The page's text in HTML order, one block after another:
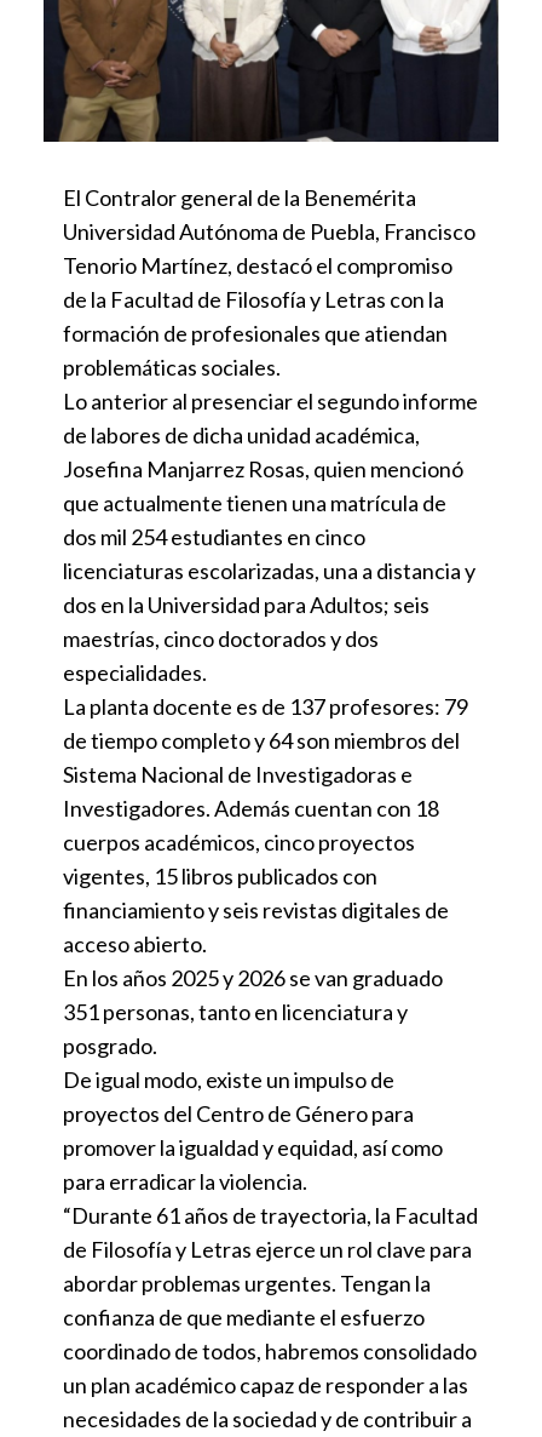
El Contralor general de la Benemérita
Universidad Autónoma de Puebla, Francisco
Tenorio Martínez, destacó el compromiso
de la Facultad de Filosofía y Letras con la
formación de profesionales que atiendan
problemáticas sociales.
Lo anterior al presenciar el segundo informe
de labores de dicha unidad académica,
Josefina Manjarrez Rosas, quien mencionó
que actualmente tienen una matrícula de
dos mil 254 estudiantes en cinco
licenciaturas escolarizadas, una a distancia y
dos en la Universidad para Adultos; seis
maestrías, cinco doctorados y dos
especialidades.
La planta docente es de 137 profesores: 79
de tiempo completo y 64 son miembros del
Sistema Nacional de Investigadoras e
Investigadores. Además cuentan con 18
cuerpos académicos, cinco proyectos
vigentes, 15 libros publicados con
financiamiento y seis revistas digitales de
acceso abierto.
En los años 2025 y 2026 se van graduado
351 personas, tanto en licenciatura y
posgrado.
De igual modo, existe un impulso de
proyectos del Centro de Género para
promover la igualdad y equidad, así como
para erradicar la violencia.
“Durante 61 años de trayectoria, la Facultad
de Filosofía y Letras ejerce un rol clave para
abordar problemas urgentes. Tengan la
confianza de que mediante el esfuerzo
coordinado de todos, habremos consolidado
un plan académico capaz de responder a las
necesidades de la sociedad y de contribuir a